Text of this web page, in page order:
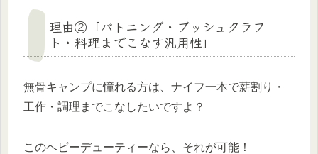
理由②「バトニング・ブッシュクラフ
ト・料理までこなす汎用性」
無骨キャンプに憧れる方は、ナイフ一本で薪割り・
工作・調理までこなしたいですよ？
このヘビーデューティーなら、それが可能！